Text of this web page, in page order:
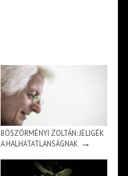
BÖSZÖRMÉNYI ZOLTÁN: JELIGÉK
A HALHATATLANSÁGNAK→